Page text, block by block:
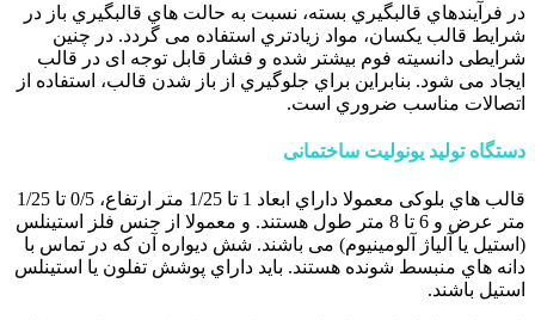
در فرآیندهاي قالبگیري بسته، نسبت به حالت هاي قالبگیري باز در
شرایط قالب یکسان، مواد زیادتري استفاده می گردد. در چنین
شرایطی دانسیته فوم بیشتر شده و فشار قابل توجه ای در قالب
ایجاد می شود. بنابراین براي جلوگیري از باز شدن قالب، استفاده از
اتصالات مناسب ضروري است.
دستگاه تولید یونولیت ساختمانی
قالب هاي بلوکی معمولا داراي ابعاد 1 تا 1/25 متر ارتفاع، 0/5 تا 1/25
متر عرض و 6 تا 8 متر طول هستند. و معمولا از جنس فلز استینلس
(استیل یا آلیاژ آلومینیوم) می باشند. شش دیواره آن که در تماس با
دانه هاي منبسط شونده هستند. باید داراي پوشش تفلون یا استینلس
استیل باشند.